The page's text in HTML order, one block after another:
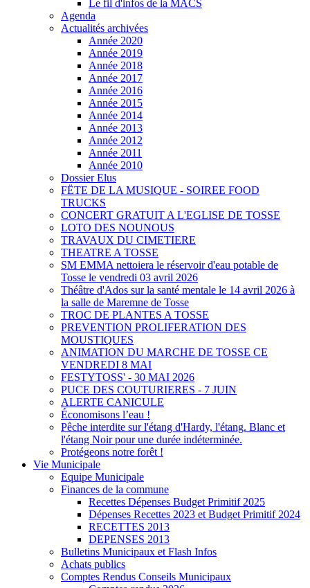
Le fil d'infos de la MACS
Agenda
Actualités archivées
Année 2020
Année 2019
Année 2018
Année 2017
Année 2016
Année 2015
Année 2014
Année 2013
Année 2012
Année 2011
Année 2010
Dossier Elus
FËTE DE LA MUSIQUE - SOIREE FOOD
TRUCKS
CONCERT GRATUIT A L'EGLISE DE TOSSE
LOTO DES NOUNOUS
TRAVAUX DU CIMETIERE
THEATRE A TOSSE
SM EMMA nettoiera le réservoir d'eau potable de
Tosse le vendredi 03 avril 2026
Théâtre d'Ados sur la santé mentale le 14 avril 2026 à
la salle de Maremne de Tosse
TROC DE PLANTES A TOSSE
PREVENTION PROLIFERATION DES
MOUSTIQUES
ANIMATION DU MARCHE DE TOSSE CE
VENDREDI 8 MAI
FESTYTOSS' - 30 MAI 2026
PUCE DES COUTURIERES - 7 JUIN
ALERTE CANICULE
Économisons l’eau !
Pêche interdite sur l'étang d'Hardy, l'étang. Blanc et
l'étang Noir pour une durée indéterminée.
Protégeons notre forêt !
Vie Municipale
Equipe Municipale
Finances de la commune
Recettes Dépenses Budget Primitif 2025
Dépenses Recettes 2023 et Budget Primitif 2024
RECETTES 2013
DEPENSES 2013
Bulletins Municipaux et Flash Infos
Achats publics
Comptes Rendus Conseils Municipaux